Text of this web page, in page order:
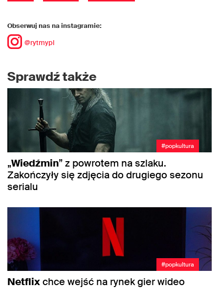
Obserwuj nas na instagramie:
@rytmypl
Sprawdź także
#popkultura
„Wiedźmin” z powrotem na szlaku.
Zakończyły się zdjęcia do drugiego sezonu
serialu
#popkultura
Netflixchce wejść na rynek gier wideo